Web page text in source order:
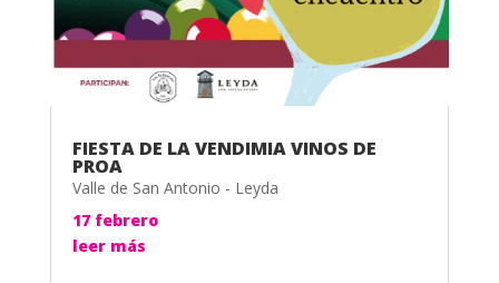
FIESTA DE LA VENDIMIA VINOS DE
PROA
Valle de San Antonio - Leyda
17 febrero
leer más